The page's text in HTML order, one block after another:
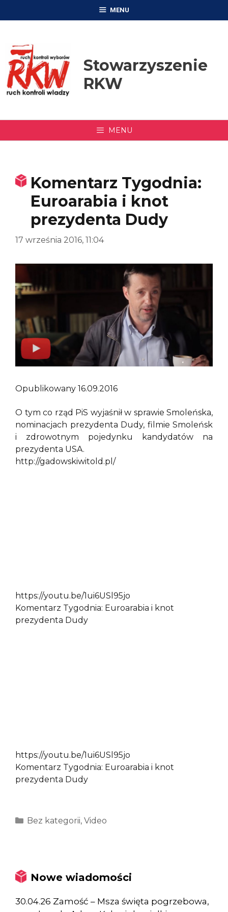
MENU
Stowarzyszenie
RKW
MENU
Komentarz Tygodnia:
Euroarabia i knot
prezydenta Dudy
17 września 2016, 11:04
Opublikowany 16.09.2016
O tym co rząd PiS wyjaśnił w sprawie Smoleńska,
nominacjach prezydenta Dudy, filmie Smoleńsk
i zdrowotnym pojedynku kandydatów na
prezydenta USA.
http://gadowskiwitold.pl/
https://youtu.be/1ui6USl95jo
Komentarz Tygodnia: Euroarabia i knot
prezydenta Dudy
https://youtu.be/1ui6USl95jo
Komentarz Tygodnia: Euroarabia i knot
prezydenta Dudy
Kategorie
Bez kategorii, Video
Nowe wiadomości
30.04.26 Zamość – Msza święta pogrzebowa,